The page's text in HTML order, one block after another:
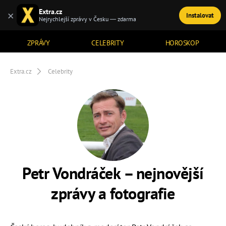
ZPRÁVY CELEBRITY HOROSKOP
TÉMATA
Extra.cz Celebrity
Petr Vondráček – nejnovější
zprávy a fotografie
× Extra.cz
Nejrychlejší zprávy v Česku — zdarma Instalovat